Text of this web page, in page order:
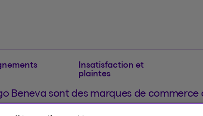
Insatisfaction et
plaintes
Beneva sont des marques de commerce